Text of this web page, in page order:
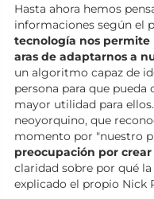
Hasta ahora hemos
informaciones según el
tecnología nos
aras de adaptarnos a
un algoritmo capaz de
persona para que pueda
mayor utilidad para
neoyorquino, que
momento por "nuestro
preocupación por
claridad sobre por qué
explicado el propio Nick